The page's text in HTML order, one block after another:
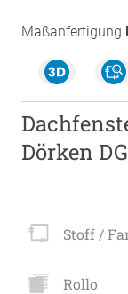
Maßanfertigung
Dörken
Stoff /
Rollo